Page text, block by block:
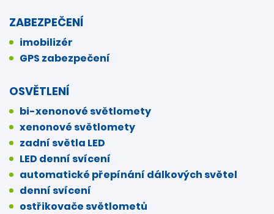
ZABEZPEČENÍ
imobilizér
GPS zabezpečení
OSVĚTLENÍ
bi-xenonové světlomety
xenonové světlomety
zadní světla LED
LED denní svícení
automatické přepínání dálkových světel
denní svícení
ostřikovače světlometů